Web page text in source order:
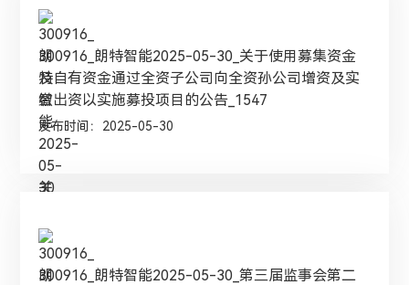
300916_朗特智能2025-05-30_关于使用募集资金
及自有资金通过全资子公司向全资孙公司增资及实
缴出资以实施募投项目的公告_1547
发布时间：2025-05-30
300916_朗特智能2025-05-30_第三届监事会第二